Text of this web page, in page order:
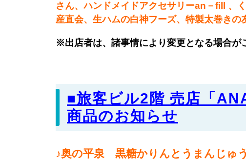
さん、ハンドメイドアクセサリーan－fill 、
産直会、生ハムの白神フーズ、特製太巻き
※出店者は、諸事情により変更となる場合が
■旅客ビル2階 売店「
商品のお知らせ
♪奥の平泉 黒糖かりんとうまんじゅ